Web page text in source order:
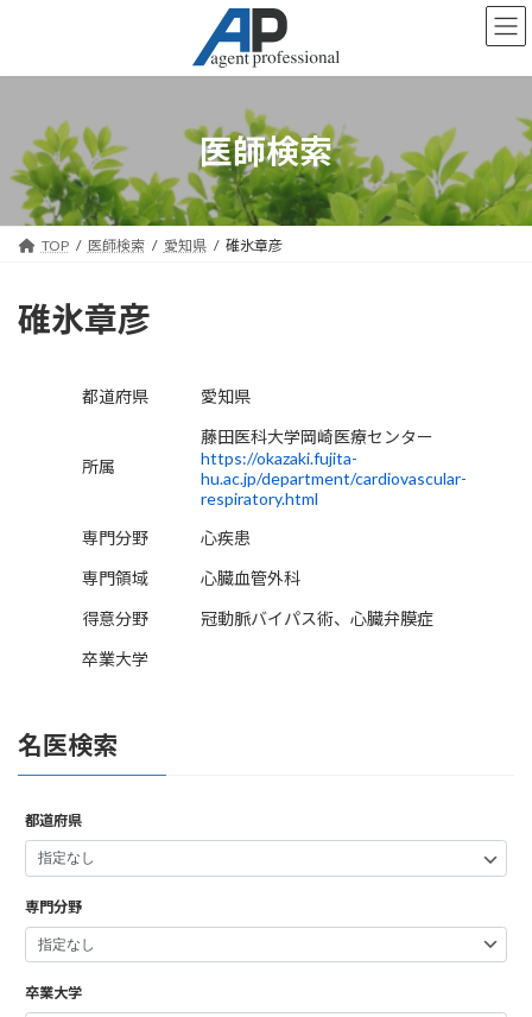
ン
キ
プ
ー
に
動
医師検索
TOP 医師検索 愛知県 碓氷章彦
碓氷章彦
都道府県 愛知県
所属
藤田医科大学岡崎医療センター
https://okazaki.fujita-
hu.ac.jp/department/cardiovascular-
respiratory.html
専門分野
心疾患
専門領域
心臓血管外科
得意分野
冠動脈バイパス術、心臓弁膜症
卒業大学
名医検索
都道府県
専門分野
卒業大学